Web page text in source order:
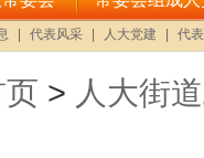
> 人大街